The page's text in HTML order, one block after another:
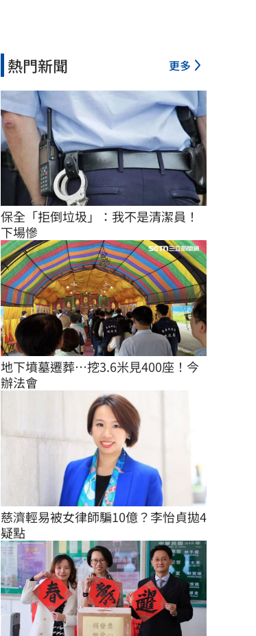
熱門新聞 更多
保全「拒倒垃圾」：我不是清潔員！
下場慘
地下墳墓遷葬…挖3.6米見400座！今
辦法會
慈濟輕易被女律師騙10億？李怡貞拋4
疑點